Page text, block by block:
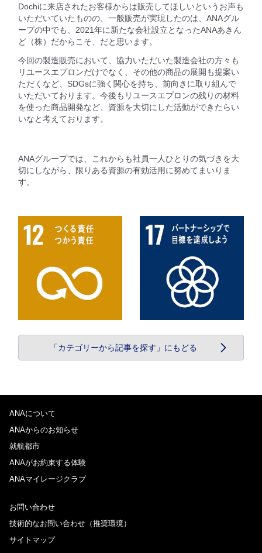
Dochiに来店されたお客様からは販売してほしいというお声も
いただいていたものの、一般販売が実現したのは、ANAグル
ープの中でも、2021年に新たな会社設立となったANAあきん
ど（株）だからこそ、だと思います。
今回の製造販売において、協力いただいた製造会社の方々も
リユースエプロンだけでなく、その他の商品の展開も提案い
ただくなど、SDGsに強く関心を持ち、前向きに取り組んで
いただいております。今後もリユースエプロンの残りの材料
を使った商品開発など、資源を大切にした活動ができたらい
いなと考えております。
ANAグループでは、これからも社員一人ひとりの気づきを大
切にしながら、限りある資源の有効活用に努めてまいりま
す。
「カテゴリーから記事を探す」にもどる
ANAについて
ANAからのお知らせ
就航都市
ANAがお約束する体験
ANAマイレージクラブ
お問い合わせ
技術的なお問い合わせ（推奨環境）
サイトマップ